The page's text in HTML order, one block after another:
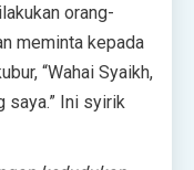
orang-
meminta kepada
“Wahai Syaikh,
saya.” Ini syirik